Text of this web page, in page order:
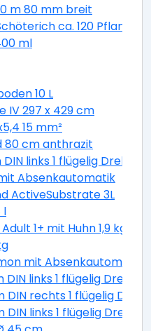
m 80 mm breit
ca. 120 Pflanzen
ml
10 L
IV 297 x 429 cm
15 mm²
80 cm anthrazit
links 1 flügelig Dreh-
Absenkautomatik
ActiveSubstrate 3L
l
1+ mit Huhn 1,9 kg 1,9
mit Absenkautomatik
DIN links 1 flügelig Dreh-
DIN rechts 1 flügelig
DIN links 1 flügelig Dreh-